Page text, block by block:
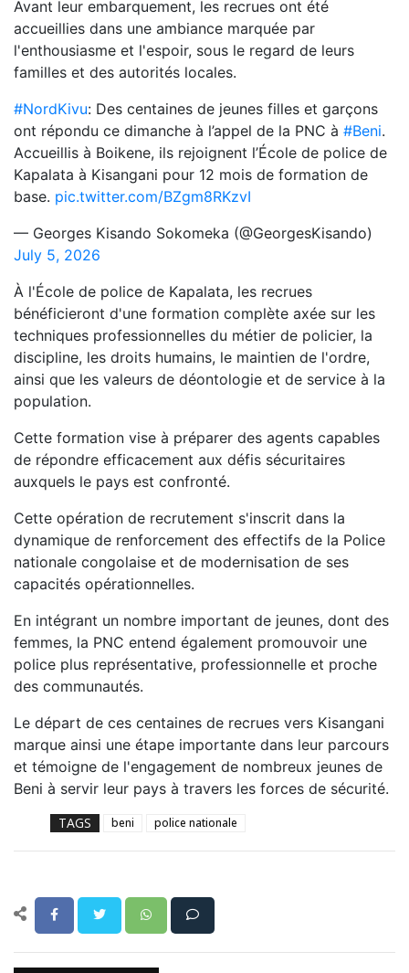
Avant leur embarquement, les recrues ont été
accueillies dans une ambiance marquée par
l'enthousiasme et l'espoir, sous le regard de leurs
familles et des autorités locales.
#NordKivu: Des centaines de jeunes filles et garçons
ont répondu ce dimanche à l’appel de la PNC à #Beni.
Accueillis à Boikene, ils rejoignent l’École de police de
Kapalata à Kisangani pour 12 mois de formation de
base. pic.twitter.com/BZgm8RKzvI
— Georges Kisando Sokomeka (@GeorgesKisando)
July 5, 2026
À l'École de police de Kapalata, les recrues
bénéficieront d'une formation complète axée sur les
techniques professionnelles du métier de policier, la
discipline, les droits humains, le maintien de l'ordre,
ainsi que les valeurs de déontologie et de service à la
population.
Cette formation vise à préparer des agents capables
de répondre efficacement aux défis sécuritaires
auxquels le pays est confronté.
Cette opération de recrutement s'inscrit dans la
dynamique de renforcement des effectifs de la Police
nationale congolaise et de modernisation de ses
capacités opérationnelles.
En intégrant un nombre important de jeunes, dont des
femmes, la PNC entend également promouvoir une
police plus représentative, professionnelle et proche
des communautés.
Le départ de ces centaines de recrues vers Kisangani
marque ainsi une étape importante dans leur parcours
et témoigne de l'engagement de nombreux jeunes de
Beni à servir leur pays à travers les forces de sécurité.
TAGS beni police nationale